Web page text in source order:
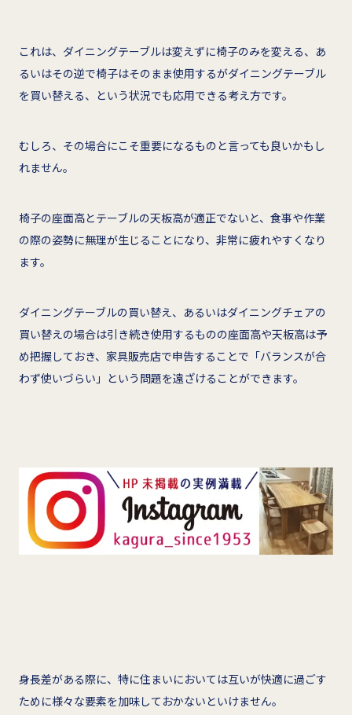
これは、ダイニングテーブルは変えずに椅子のみを変える、あ
るいはその逆で椅子はそのまま使用するがダイニングテーブル
を買い替える、という状況でも応用できる考え方です。
むしろ、その場合にこそ重要になるものと言っても良いかもし
れません。
椅子の座面高とテーブルの天板高が適正でないと、食事や作業
の際の姿勢に無理が生じることになり、非常に疲れやすくなり
ます。
ダイニングテーブルの買い替え、あるいはダイニングチェアの
買い替えの場合は引き続き使用するものの座面高や天板高は予
め把握しておき、家具販売店で申告することで「バランスが合
わず使いづらい」という問題を遠ざけることができます。
身長差がある際に、特に住まいにおいては互いが快適に過ごす
ために様々な要素を加味しておかないといけません。